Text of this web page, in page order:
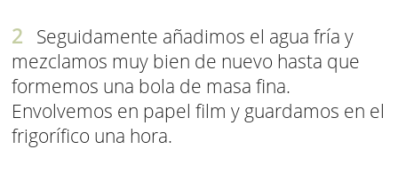
Seguidamente añadimos el agua fría y
mezclamos muy bien de nuevo hasta que
formemos una bola de masa fina.
Envolvemos en papel film y guardamos en el
frigorífico una hora.